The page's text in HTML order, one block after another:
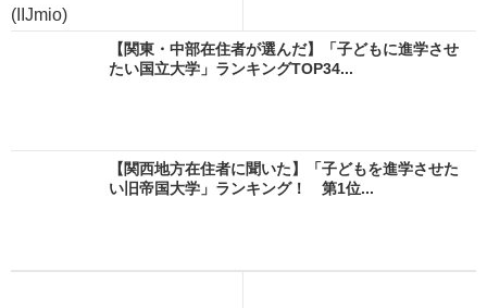
(IIJmio)
【関東・中部在住者が選んだ】「子どもに進学させ
たい国立大学」ランキングTOP34...
【関西地方在住者に聞いた】「子どもを進学させた
い旧帝国大学」ランキング！ 第1位...